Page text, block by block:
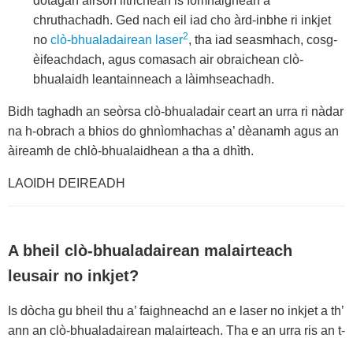
chruthachadh. Ged nach eil iad cho àrd-inbhe ri inkjet
no clò-bhualadairean laser2, tha iad seasmhach, cosg-
èifeachdach, agus comasach air obraichean clò-
bhualaidh leantainneach a làimhseachadh.
Bidh taghadh an seòrsa clò-bhualadair ceart an urra ri nàdar
na h-obrach a bhios do ghnìomhachas a’ dèanamh agus an
àireamh de chlò-bhualaidhean a tha a dhìth.
LAOIDH DEIREADH
A bheil clò-bhualadairean malairteach
leusair no inkjet?
Is dòcha gu bheil thu a’ faighneachd an e laser no inkjet a th’
ann an clò-bhualadairean malairteach. Tha e an urra ris an t-